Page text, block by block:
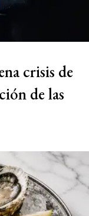
crisis de
de las